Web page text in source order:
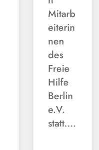
Mitarb
eiterin
nen
des
Freie
Hilfe
Berlin
e.V.
statt.…